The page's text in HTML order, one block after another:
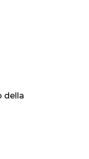
della